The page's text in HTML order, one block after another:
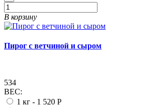
В корзину
Пирог с ветчиной и сыром
534
ВЕС:
1 кг - 1 520 Р